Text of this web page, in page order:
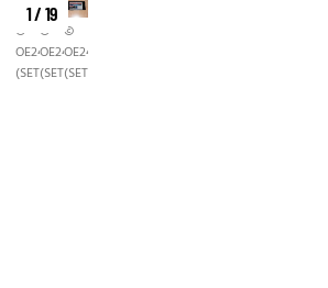
1 / 19
©
OE24.AT/DIGITAL
(SET)
©
OE24.AT/DIGITAL
(SET)
©
OE24.AT/DIGITAL
(SET)